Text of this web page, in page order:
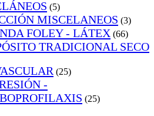
(5)
MISCELANEOS (3)
FOLEY - LÁTEX (66)
TRADICIONAL SECO
(25)
-
(25)